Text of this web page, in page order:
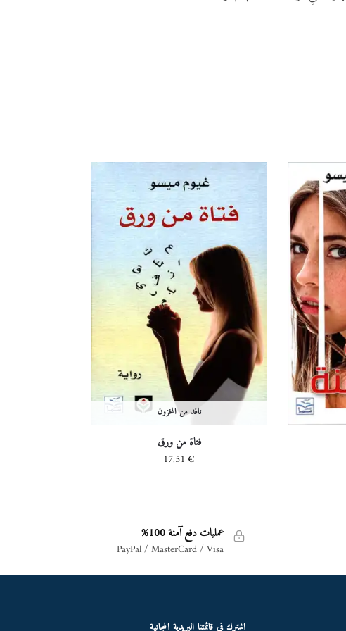
نافد من المخزون
فتاة من ورق
17,51€
عمليات دفع آمنة 100%
PayPal / MasterCard / Visa
اشترك في قائمتنا البريدية المجانية